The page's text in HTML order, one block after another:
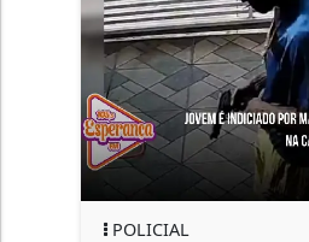
POLICIAL